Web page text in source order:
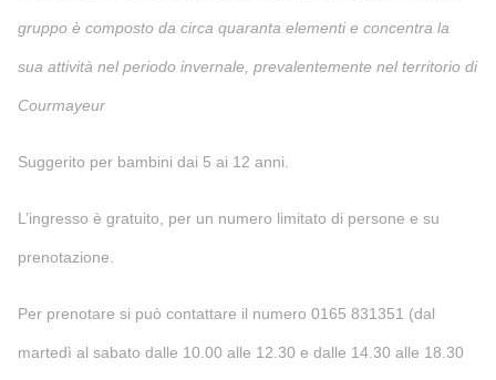
gruppo è composto da circa quaranta elementi e concentra la
sua attività nel periodo invernale, prevalentemente nel territorio di
Courmayeur
Suggerito per bambini dai 5 ai 12 anni.
L’ingresso è gratuito, per un numero limitato di persone e su
prenotazione.
Per prenotare si può contattare il numero 0165 831351 (dal
martedì al sabato dalle 10.00 alle 12.30 e dalle 14.30 alle 18.30